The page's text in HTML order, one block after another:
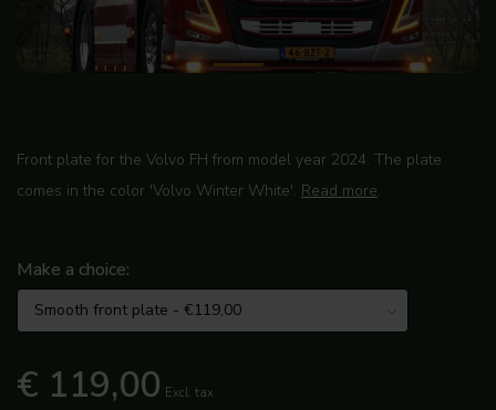
Front plate for the Volvo FH from model year 2024. The plate
comes in the color 'Volvo Winter White'. Read more.
Make a choice:
€ 119,00 Excl. tax